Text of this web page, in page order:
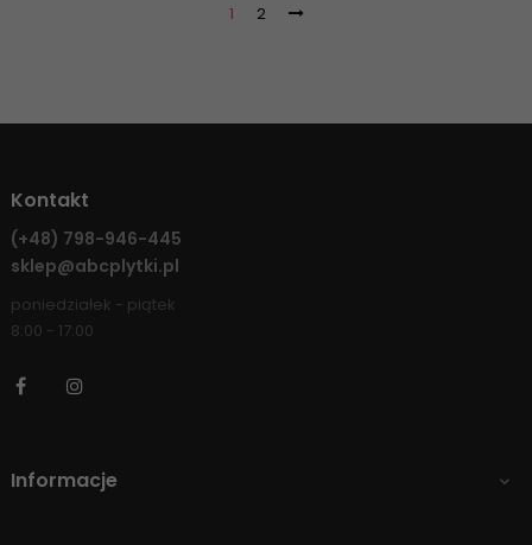
1 2
Kontakt
(+48) 798-946-445
sklep@abcplytki.pl
poniedziałek - piątek
8:00 - 17:00
Facebook
Informacje 